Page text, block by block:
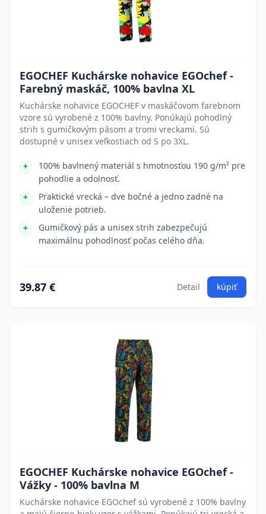
EGOCHEF Kuchárske nohavice EGOchef -
Farebný maskáč, 100% bavlna XL
Kuchárske nohavice EGOCHEF v maskáčovom farebnom
vzore sú vyrobené z 100% bavlny. Ponúkajú pohodlný
strih s gumičkovým pásom a tromi vreckami. Sú
dostupné v unisex veľkostiach od S po 3XL.
100% bavlnený materiál s hmotnosťou 190 g/m² pre
pohodlie a odolnosť.
Praktické vrecká – dve bočné a jedno zadné na
uloženie potrieb.
Gumičkový pás a unisex strih zabezpečujú
maximálnu pohodlnosť počas celého dňa.
39.87 € Detail kúpiť
EGOCHEF Kuchárske nohavice EGOchef -
Vážky - 100% bavlna M
Kuchárske nohavice EGOchef sú vyrobené z 100% bavlny